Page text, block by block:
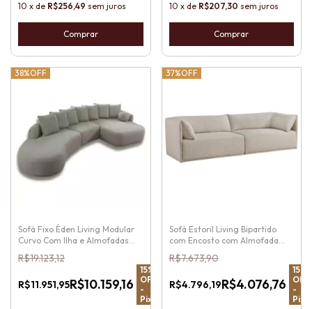
10 x de R$256,49 sem juros
10 x de R$207,30 sem juros
38%OFF
Sofá Fixo Éden Living Modular
Curvo Com Ilha e Almofadas
Soltas
R$19.123,12
R$11.951,95R$10.159,16
15%
OFF
-
Pix
37%OFF
Sofá Estoril Living Bipartido
com Encosto com Almofada
Fixa, Madeira Maciça
R$7.673,90
R$4.796,19R$4.076,76
15%
OFF
-
Pix